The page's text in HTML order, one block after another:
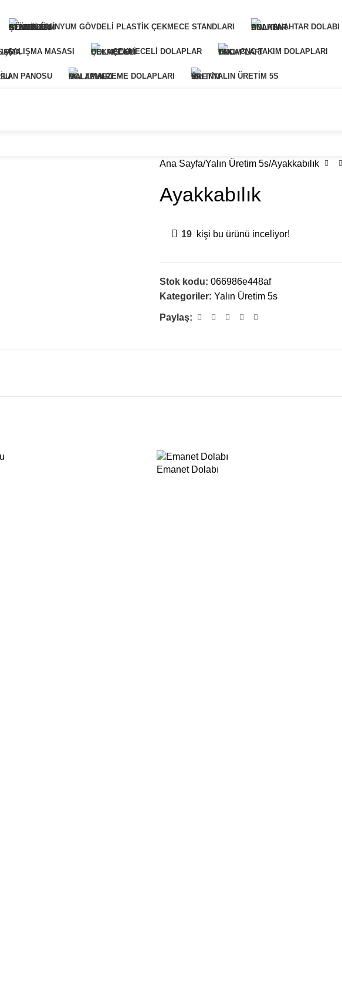
ALÜMINYUM GÖVDELI PLASTIK ÇEKMECE STANDLARI ANAHTAR DOLABI
ÇALIŞMA MASASI ÇEKMECELI DOLAPLAR CNC TAKIM DOLAPLARI
İLAN PANOSU MALZEME DOLAPLARI YALIN ÜRETIM 5S
Ana Sayfa Yalın Üretim 5s Ayakkabılık
Ayakkabılık
19 kişi bu ürünü inceliyor!
Stok kodu: 066986e448af
Kategoriler: Yalın Üretim 5s
Paylaş:
Emanet Dolabı